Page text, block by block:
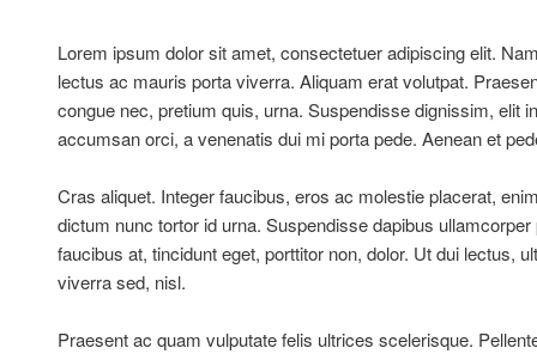
Lorem ipsum dolor sit amet, consectetuer adipiscing elit.
lectus ac mauris porta viverra. Aliquam erat volutpat.
congue nec, pretium quis, urna. Suspendisse dignissim, elit
accumsan orci, a venenatis dui mi porta pede. Aenean et
Cras aliquet. Integer faucibus, eros ac molestie placerat,
dictum nunc tortor id urna. Suspendisse dapibus
faucibus at, tincidunt eget, porttitor non, dolor. Ut dui lectus,
viverra sed, nisl.
Praesent ac quam vulputate felis ultrices scelerisque.